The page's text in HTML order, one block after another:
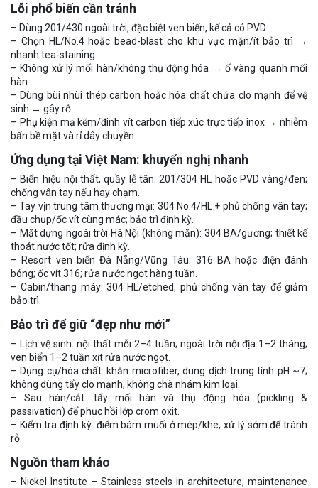
Lỗi phổ biến cần tránh
– Dùng 201/430 ngoài trời, đặc biệt ven biển, kể cả có PVD.
– Chọn HL/No.4 hoặc bead-blast cho khu vực mặn/ít bảo trì →
nhanh tea-staining.
– Không xử lý mối hàn/không thụ động hóa → ố vàng quanh mối
hàn.
– Dùng bùi nhùi thép carbon hoặc hóa chất chứa clo mạnh để vệ
sinh → gây rỗ.
– Phụ kiện mạ kẽm/đinh vít carbon tiếp xúc trực tiếp inox → nhiễm
bẩn bề mặt và rỉ dây chuyền.
Ứng dụng tại Việt Nam: khuyến nghị nhanh
– Biển hiệu nội thất, quầy lễ tân: 201/304 HL hoặc PVD vàng/đen;
chống vân tay nếu hay chạm.
– Tay vịn trung tâm thương mại: 304 No.4/HL + phủ chống vân tay;
đầu chụp/ốc vít cùng mác; bảo trì định kỳ.
– Mặt dựng ngoài trời Hà Nội (không mặn): 304 BA/gương; thiết kế
thoát nước tốt; rửa định kỳ.
– Resort ven biển Đà Nẵng/Vũng Tàu: 316 BA hoặc điện đánh
bóng; ốc vít 316; rửa nước ngọt hàng tuần.
– Cabin/thang máy: 304 HL/etched, phủ chống vân tay để giảm
bảo trì.
Bảo trì để giữ “đẹp như mới”
– Lịch vệ sinh: nội thất mỗi 2–4 tuần; ngoài trời nội địa 1–2 tháng;
ven biển 1–2 tuần xịt rửa nước ngọt.
– Dụng cụ/hóa chất: khăn microfiber, dung dịch trung tính pH ~7;
không dùng tẩy clo mạnh, không chà nhám kim loại.
– Sau hàn/cắt: tẩy mối hàn và thụ động hóa (pickling &
passivation) để phục hồi lớp crom oxit.
– Kiểm tra định kỳ: điểm bám muối ở mép/khe, xử lý sớm để tránh
rỗ.
Nguồn tham khảo
– Nickel Institute – Stainless steels in architecture, maintenance